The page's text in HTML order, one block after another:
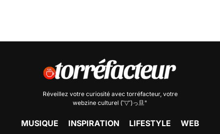
Réveillez votre curiosité avec torréfacteur, votre
webzine culturel (˘▽˘)っ旦"
MUSIQUE INSPIRATION LIFESTYLE WEB